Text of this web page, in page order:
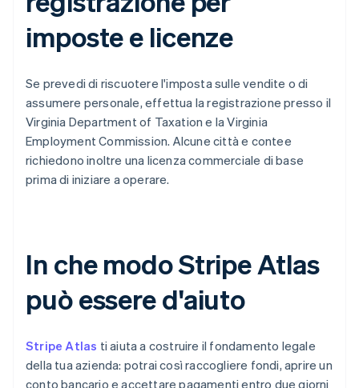
imposte e licenze
Se prevedi di riscuotere l'imposta sulle vendite o di
assumere personale, effettua la registrazione presso il
Virginia Department of Taxation e la Virginia
Employment Commission. Alcune città e contee
richiedono inoltre una licenza commerciale di base
prima di iniziare a operare.
In che modo Stripe Atlas
può essere d'aiuto
Stripe Atlas ti aiuta a costruire il fondamento legale
della tua azienda: potrai così raccogliere fondi, aprire un
conto bancario e accettare pagamenti entro due giorni